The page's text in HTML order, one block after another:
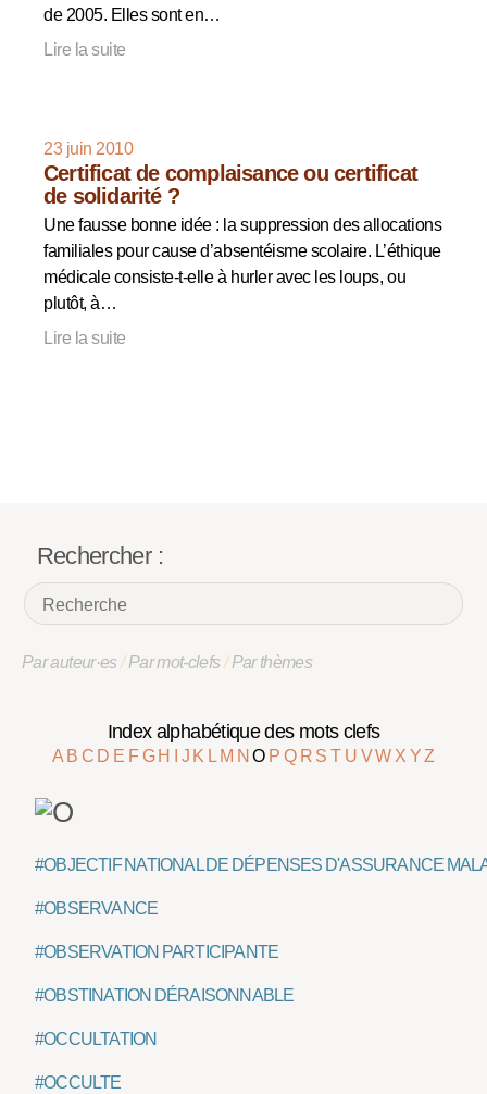
de 2005. Elles sont en…
Lire la suite
23 juin 2010
Certificat de complaisance ou certificat
de solidarité ?
Une fausse bonne idée : la suppression des allocations
familiales pour cause d’absentéisme scolaire. L’éthique
médicale consiste-t-elle à hurler avec les loups, ou
plutôt, à…
Lire la suite
Rechercher :
Par auteur·es/Par mot-clefs/Par thèmes
Index alphabétique des mots clefs
A B C D E F G H J K L M NO P Q R ST U VW X YZ
#OBJECTIF NATIONAL DE DÉPENSES D'ASSURANCE
#OBSERVANCE
#OBSERVATION PARTICIPANTE
#OBSTINATION DÉRAISONNABLE
#OCCULTATION
#OCCULTE